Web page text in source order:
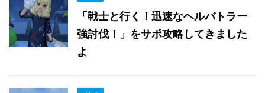
「戦士と行く！迅速なヘルバトラー
強討伐！」をサポ攻略してきました
よ